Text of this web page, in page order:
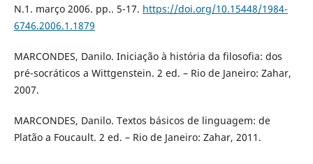
N.1. março 2006. pp.. 5-17. https://doi.org/10.15448/1984-
6746.2006.1.1879
MARCONDES, Danilo. Iniciação à história da filosofia: dos
pré-socráticos a Wittgenstein. 2 ed. – Rio de Janeiro: Zahar,
2007.
MARCONDES, Danilo. Textos básicos de linguagem: de
Platão a Foucault. 2 ed. – Rio de Janeiro: Zahar, 2011.